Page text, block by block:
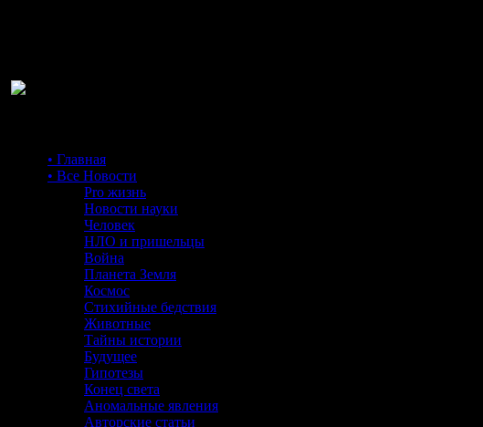
• Главная
• Все Новости
Pro жизнь
Новости науки
Человек
НЛО и пришельцы
Война
Планета Земля
Космос
Стихийные бедствия
Животные
Тайны истории
Будущее
Гипотезы
Конец света
Аномальные явления
Авторские статьи